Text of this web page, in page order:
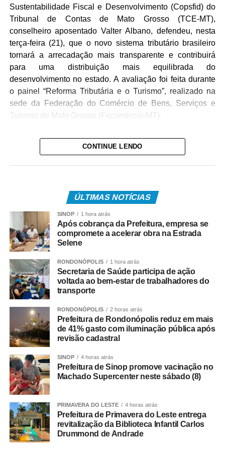
Sustentabilidade Fiscal e Desenvolvimento (Copsfid) do
Tribunal de Contas de Mato Grosso (TCE-MT),
conselheiro aposentado Valter Albano, defendeu, nesta
terça-feira (21), que o novo sistema tributário brasileiro
tornará a arrecadação mais transparente e contribuirá
para uma distribuição mais equilibrada do
desenvolvimento no estado. A avaliação foi feita durante
o painel “Reforma Tributária e o Turismo”, realizado na
sede da Federação do Comércio de Bens, Serviços e
Turismo de Mato Grosso (Fecomércio-MT).
O encontro reuniu representantes do setor turístico,
empresários e integrantes do Governo do Estado para
TCE-MT, conselheiro Sérgio Ricardo, de ampliar o
diálogo com diferentes setores da sociedade e orientar
gestores públicos e o setor produtivo sobre os efeitos da
Reforma Tributária e seus reflexos no desenvolvimento
econômico do estado.
Para Albano, o novo modelo representa um avanço na
transparência do sistema tributário e na promoção de um
ambiente econômico mais justo. “Passamos a ter um
sistema tributário transparente, verdadeiro, em que quem
age corretamente paga e quem agia de forma incorreta
também terá que pagar. Isso, na minha avaliação,
democratiza o ambiente econômico.”
O presidente da Copsfid também ressaltou o papel
orientativo do Tribunal de Contas durante o período de
transição. “Nossa atuação tem sido voltada,
desenvolvimento econômico. Temos procurado mostrar
que a Reforma Tributária apresenta mais pontos positivos
do que negativos.”
CONTINUE LENDO
ÚLTIMAS NOTÍCIAS
SINOP 1 hora atrás
Após cobrança da Prefeitura, empresa se
compromete a acelerar obra na Estrada
Selene
RONDONÓPOLIS 1 hora atrás
Secretaria de Saúde participa de ação
voltada ao bem-estar de trabalhadores do
transporte
RONDONÓPOLIS 2 horas atrás
Prefeitura de Rondonópolis reduz em mais
de 41% gasto com iluminação pública após
revisão cadastral
SINOP 4 horas atrás
Prefeitura de Sinop promove vacinação no
Machado Supercenter neste sábado (8)
PRIMAVERA DO LESTE 4 horas atrás
Prefeitura de Primavera do Leste entrega
revitalização da Biblioteca Infantil Carlos
Drummond de Andrade